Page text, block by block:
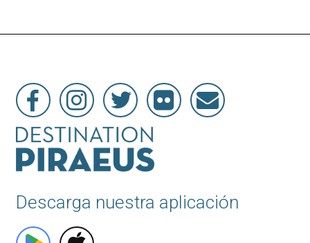
Descarga nuestra aplicación